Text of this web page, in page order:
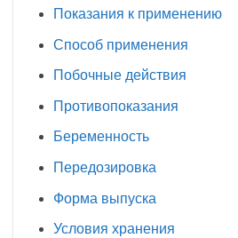
Показания к применению
Способ применения
Побочные действия
Противопоказания
Беременность
Передозировка
Форма выпуска
Условия хранения